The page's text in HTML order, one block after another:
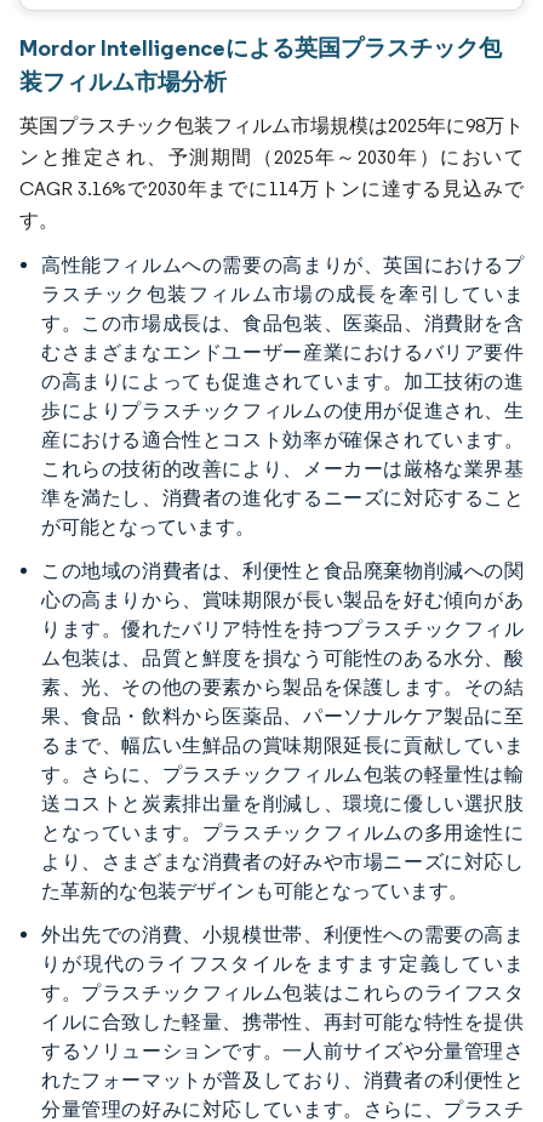
Mordor Intelligenceによる英国プラスチック包
装フィルム市場分析
英国プラスチック包装フィルム市場規模は2025年に98万ト
ンと推定され、予測期間（2025年～2030年）において
CAGR 3.16%で2030年までに114万トンに達する見込みで
す。
高性能フィルムへの需要の高まりが、英国におけるプ
ラスチック包装フィルム市場の成長を牽引していま
す。この市場成長は、食品包装、医薬品、消費財を含
むさまざまなエンドユーザー産業におけるバリア要件
の高まりによっても促進されています。加工技術の進
歩によりプラスチックフィルムの使用が促進され、生
産における適合性とコスト効率が確保されています。
これらの技術的改善により、メーカーは厳格な業界基
準を満たし、消費者の進化するニーズに対応すること
が可能となっています。
この地域の消費者は、利便性と食品廃棄物削減への関
心の高まりから、賞味期限が長い製品を好む傾向があ
ります。優れたバリア特性を持つプラスチックフィル
ム包装は、品質と鮮度を損なう可能性のある水分、酸
素、光、その他の要素から製品を保護します。その結
果、食品・飲料から医薬品、パーソナルケア製品に至
るまで、幅広い生鮮品の賞味期限延長に貢献していま
す。さらに、プラスチックフィルム包装の軽量性は輸
送コストと炭素排出量を削減し、環境に優しい選択肢
となっています。プラスチックフィルムの多用途性に
より、さまざまな消費者の好みや市場ニーズに対応し
た革新的な包装デザインも可能となっています。
外出先での消費、小規模世帯、利便性への需要の高ま
りが現代のライフスタイルをますます定義していま
す。プラスチックフィルム包装はこれらのライフスタ
イルに合致した軽量、携帯性、再封可能な特性を提供
するソリューションです。一人前サイズや分量管理さ
れたフォーマットが普及しており、消費者の利便性と
分量管理の好みに対応しています。さらに、プラスチ